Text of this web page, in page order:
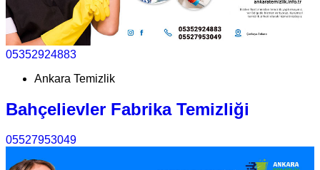
05352924883
Ankara Temizlik
Bahçelievler Fabrika Temizliği
05527953049